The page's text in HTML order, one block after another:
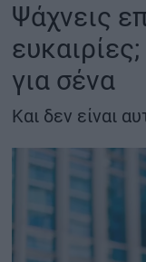
REAL
ΕΝΕΡΓΕΙΑ
Ψάχνεις
για σένα
Και δεν είναι